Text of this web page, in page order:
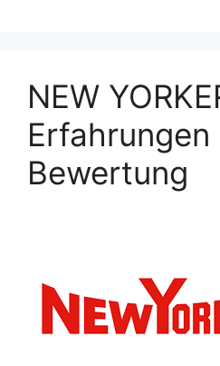
NEW
Erfahrungen
Bewertung